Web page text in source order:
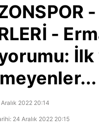
-
İlk
2022 20:14
24 Aralık 2022 20:15